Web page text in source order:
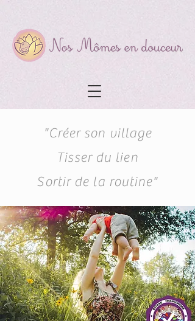
"Créer son village
Tisser du lien
Sortir de la routine"